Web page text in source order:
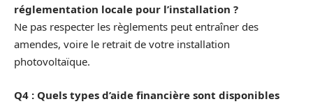
réglementation locale pour l’installation ?
Ne pas respecter les règlements peut entraîner des
amendes, voire le retrait de votre installation
photovoltaïque.
Q4 : Quels types d’aide financière sont disponibles